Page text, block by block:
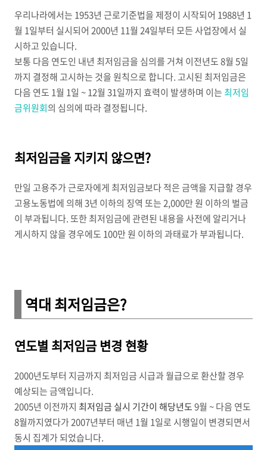
우리나라에서는 1953년 근로기준법을 제정이 시작되어 1988년 1
월 1일부터 실시되어 2000년 11월 24일부터 모든 사업장에서 실
시하고 있습니다.
보통 다음 연도인 내년 최저임금을 심의를 거쳐 이전년도 8월 5일
까지 결정해 고시하는 것을 원칙으로 합니다. 고시된 최저임금은
다음 연도 1월 1일 ~ 12월 31일까지 효력이 발생하며 이는 최저임
금위원회의 심의에 따라 결정됩니다.
최저임금을 지키지 않으면?
만일 고용주가 근로자에게 최저임금보다 적은 금액을 지급할 경우
고용노동법에 의해 3년 이하의 징역 또는 2,000만 원 이하의 벌금
이 부과됩니다. 또한 최저임금에 관련된 내용을 사전에 알리거나
게시하지 않을 경우에도 100만 원 이하의 과태료가 부과됩니다.
역대 최저임금은?
연도별 최저임금 변경 현황
2000년도부터 지금까지 최저임금 시급과 월급으로 환산할 경우
예상되는 금액입니다.
2005년 이전까지 최저임금 실시 기간이 해당년도9월 ~ 다음 연도
8월까지였다가 2007년부터 매년 1월 1일로 시행일이 변경되면서
동시 집계가 되었습니다.